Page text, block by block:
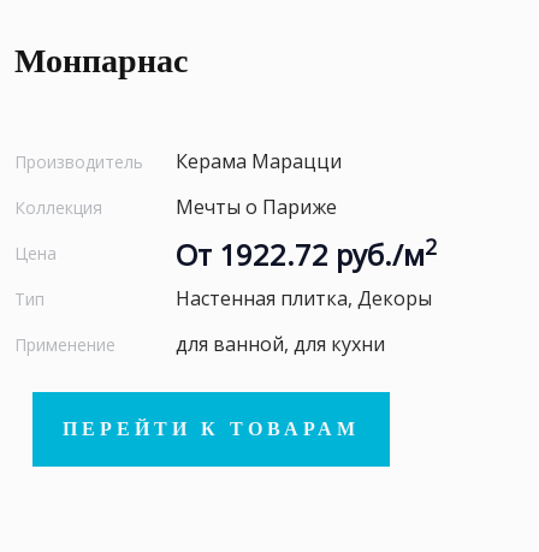
Монпарнас
Производитель Керама Марацци
Коллекция Мечты о Париже
Цена От 1922.72 руб./м2
Тип Настенная плитка, Декоры
Применение для ванной, для кухни
ПЕРЕЙТИ К ТОВАРАМ